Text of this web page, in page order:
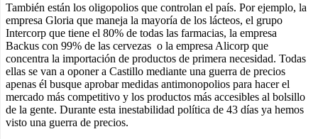
También están los oligopolios que controlan el país. Por ejemplo, la
empresa Gloria que maneja la mayoría de los lácteos, el grupo
Intercorp que tiene el 80% de todas las farmacias, la empresa
Backus con 99% de las cervezas o la empresa Alicorp que
concentra la importación de productos de primera necesidad. Todas
ellas se van a oponer a Castillo mediante una guerra de precios
apenas él busque aprobar medidas antimonopolios para hacer el
mercado más competitivo y los productos más accesibles al bolsillo
de la gente. Durante esta inestabilidad política de 43 días ya hemos
visto una guerra de precios.